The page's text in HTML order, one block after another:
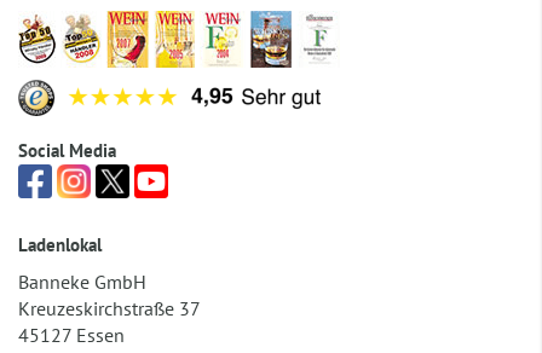
Social Media
Ladenlokal
Banneke GmbH
Kreuzeskirchstraße 37
45127 Essen